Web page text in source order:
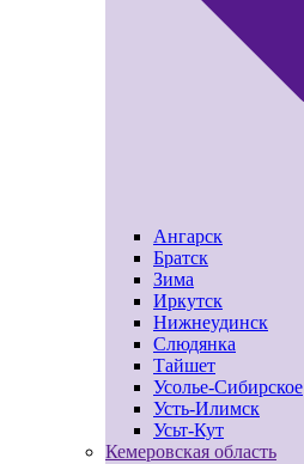
Ангарск
Братск
Зима
Иркутск
Нижнеудинск
Слюдянка
Тайшет
Усолье-Сибирское
Усть-Илимск
Усьт-Кут
Кемеровская область